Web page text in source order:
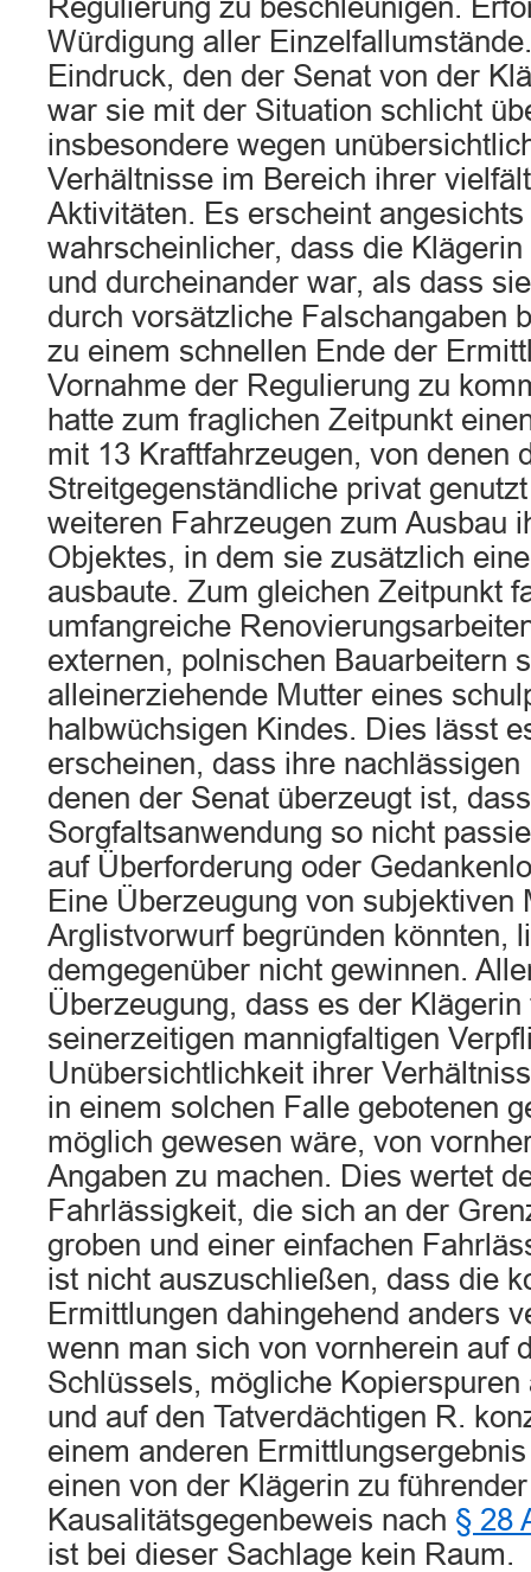
Regulierung zu beschleunigen.
Würdigung aller
Eindruck, den der Senat von der
war sie mit der Situation schlicht
insbesondere wegen
Verhältnisse im Bereich ihrer
Aktivitäten. Es erscheint
wahrscheinlicher, dass die
und durcheinander war, als dass
durch vorsätzliche Falschangaben
zu einem schnellen Ende der
Vornahme der Regulierung zu
hatte zum fraglichen Zeitpunkt
mit 13 Kraftfahrzeugen, von denen
Streitgegenständliche privat
weiteren Fahrzeugen zum Ausbau
Objektes, in dem sie zusätzlich
ausbaute. Zum gleichen Zeitpunkt
umfangreiche
externen, polnischen Bauarbeitern
alleinerziehende Mutter eines
halbwüchsigen Kindes. Dies lässt
erscheinen, dass ihre
denen der Senat überzeugt ist,
Sorgfaltsanwendung so nicht
auf Überforderung oder
Eine Überzeugung von subjektiven
Arglistvorwurf begründen könnten,
demgegenüber nicht gewinnen.
Überzeugung, dass es der
seinerzeitigen mannigfaltigen
Unübersichtlichkeit ihrer
in einem solchen Falle gebotenen
möglich gewesen wäre, von
Angaben zu machen. Dies wertet
Fahrlässigkeit, die sich an der
groben und einer einfachen
ist nicht auszuschließen, dass die
Ermittlungen dahingehend anders
wenn man sich von vornherein auf
Schlüssels, mögliche
und auf den Tatverdächtigen R.
einem anderen
einen von der Klägerin zu führender
Kausalitätsgegenbeweis nach § 28
ist bei dieser Sachlage kein Raum.